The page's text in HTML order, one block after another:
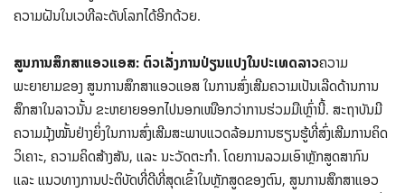
ຄວາມຝັນໃນເວທີລະດັບໂລກໄດ້ອີກດ້ວຍ.
ສູນການສຶກສາແອວແອສ: ຕົວເລັ່ງການປ່ຽນແປງໃນປະເທດລາວຄວາມ
ພະຍາຍາມຂອງ ສູນການສຶກສາແອວແອສ ໃນການສົ່ງເສີມຄວາມເປັນເລີດດ້ານການ
ສຶກສາໃນລາວນັ້ນ ຂະຫຍາຍອອກໄປນອກເໜືອກວ່າການຮ່ວມມືເຫຼົ່ານີ້. ສະຖາບັນມີ
ຄວາມມຸ້ງໝັ້ນຢ່າງຍິ່ງໃນການສົ່ງເສີມສະພາບແວດລ້ອມການຮຽນຮູ້ທີ່ສົ່ງເສີມການຄິດ
ວິເຄາະ, ຄວາມຄິດສ້າງສັນ, ແລະ ນະວັດຕະກໍາ. ໂດຍການລວມເອົາຫຼັກສູດສາກົນ
ແລະ ແນວທາງການປະຕິບັດທີ່ດີທີ່ສຸດເຂົ້າໃນຫຼັກສູດຂອງຕົນ, ສູນການສຶກສາແອວ